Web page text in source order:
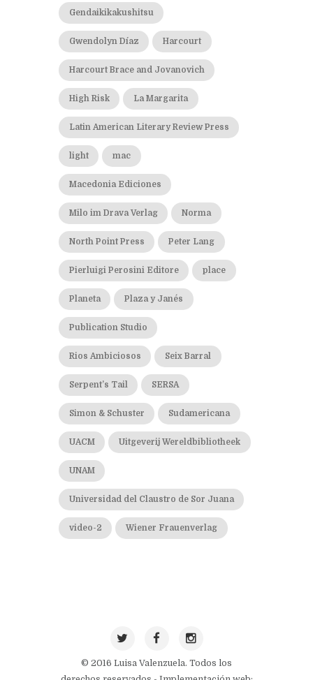
Gendaikikakushitsu
Gwendolyn Díaz Harcourt
Harcourt Brace and Jovanovich
High Risk La Margarita
Latin American Literary Review Press
light mac
Macedonia Ediciones
Milo im Drava Verlag Norma
North Point Press Peter Lang
Pierluigi Perosini Editore place
Planeta Plaza y Janés
Publication Studio
Rios Ambiciosos Seix Barral
Serpent’s Tail SERSA
Simon & Schuster Sudamericana
UACM Uitgeverij Wereldbibliotheek
UNAM
Universidad del Claustro de Sor Juana
video-2 Wiener Frauenverlag
© 2016 Luisa Valenzuela. Todos los